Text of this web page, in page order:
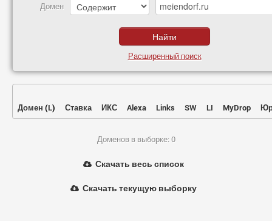
Домен
Расширенный поиск
Домен (L) Ставка ИКС Alexa Links SW LI MyDrop
Доменов в выборке: 0
Скачать весь список
Скачать текущую выборку